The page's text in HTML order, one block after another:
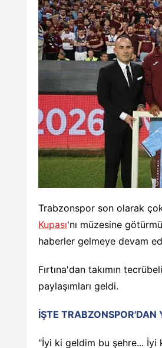
Trabzonspor son olarak
Kupası'nı müzesine
haberler gelmeye devam
Fırtına'dan takımın tecrübeli
paylaşımları geldi.
İŞTE
"İyi ki geldim bu şehre... İyi